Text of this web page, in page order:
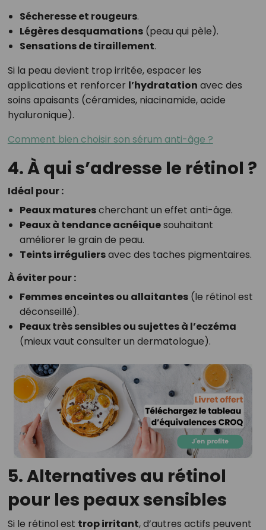
Sécheresse et rougeurs.
Légères desquamations(peau qui pèle).
Sensations de tiraillement.
Si la peau devient trop irritée, espacer les
applications et renforcer l’hydratation avec des
soins apaisants (céramides, niacinamide, acide
hyaluronique).
Comment bien choisir son sérum anti-âge ?
4. À qui s’adresse le rétinol ?
Idéal pour :
Peaux maturescherchant un effet anti-âge.
Peaux à tendance acnéiquesouhaitant
améliorer le grain de peau.
Teints irréguliersavec des taches pigmentaires.
À éviter pour :
Femmes enceintes ou allaitantes(le rétinol est
déconseillé).
Peaux très sensibles ou sujettes à l’eczéma
(mieux vaut consulter un dermatologue).
5. Alternatives au rétinol
pour les peaux sensibles
Si le rétinol est trop irritant, d’autres actifs peuvent